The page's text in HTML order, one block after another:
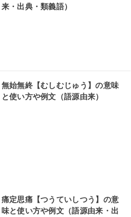
来・出典・類義語）
無始無終【むしむじゅう】の意味
と使い方や例文（語源由来）
痛定思痛【つうていしつう】の意
味と使い方や例文（語源由来・出